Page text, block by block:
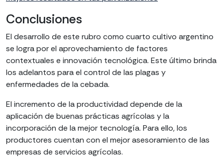
Conclusiones
El desarrollo de este rubro como cuarto cultivo argentino
se logra por el aprovechamiento de factores
contextuales e innovación tecnológica. Este último brinda
los adelantos para el control de las plagas y
enfermedades de la cebada.
El incremento de la productividad depende de la
aplicación de buenas prácticas agrícolas y la
incorporación de la mejor tecnología. Para ello, los
productores cuentan con el mejor asesoramiento de las
empresas de servicios agrícolas.